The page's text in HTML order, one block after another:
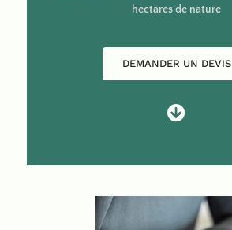
hectares de nature
DEMANDER UN DEVIS
